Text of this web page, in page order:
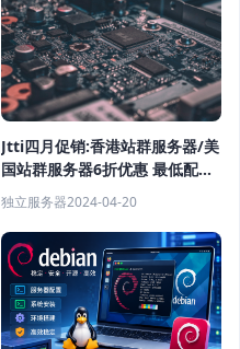
Jtti四月促销:香港站群服务器/美
国站群服务器6折优惠 最低配月
付$218.6起
独立服务器2024-04-20